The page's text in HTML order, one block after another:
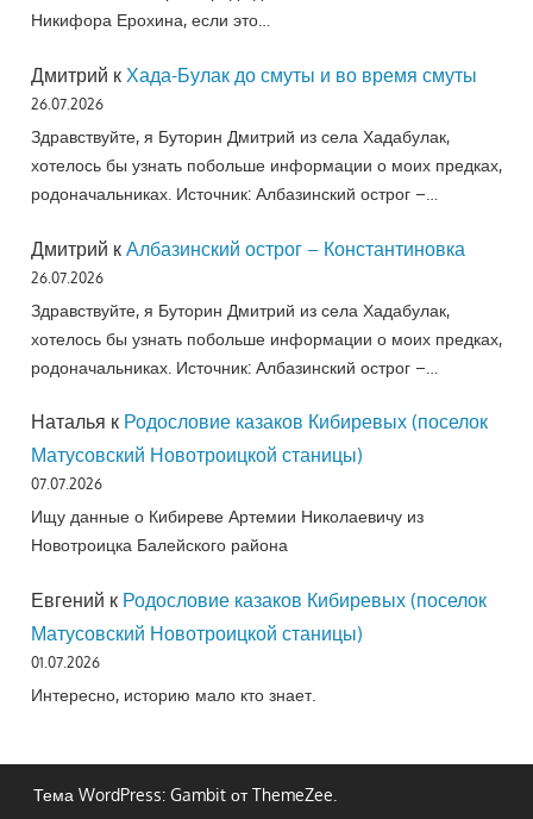
Никифора Ерохина, если это…
Дмитрий к Хада-Булак до смуты и во время смуты
26.07.2026
Здравствуйте, я Буторин Дмитрий из села Хадабулак,
хотелось бы узнать побольше информации о моих предках,
родоначальниках. Источник: Албазинский острог –…
Дмитрий к Албазинский острог – Константиновка
26.07.2026
Здравствуйте, я Буторин Дмитрий из села Хадабулак,
хотелось бы узнать побольше информации о моих предках,
родоначальниках. Источник: Албазинский острог –…
Наталья к Родословие казаков Кибиревых (поселок
Матусовский Новотроицкой станицы)
07.07.2026
Ищу данные о Кибиреве Артемии Николаевичу из
Новотроицка Балейского района
Евгений к Родословие казаков Кибиревых (поселок
Матусовский Новотроицкой станицы)
01.07.2026
Интересно, историю мало кто знает.
Тема WordPress: Gambit от ThemeZee.